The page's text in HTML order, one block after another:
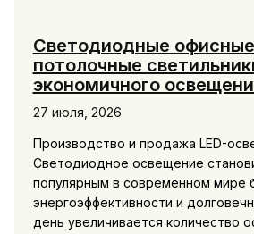
Светодиодные офисные
потолочные
экономичного
27 июля, 2026
Производство и продажа LED-
Светодиодное освещение
популярным в современном мире
энергоэффективности и
день увеличивается количество